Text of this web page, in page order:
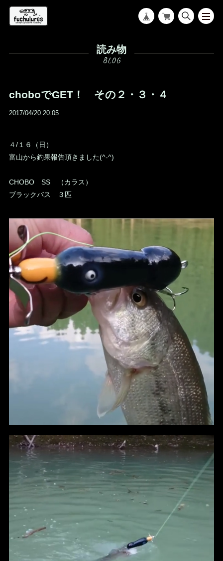
読み物
choboでGET！ その２・３・４
2017/04/20 20:05
４/１６（日）
富山から釣果報告頂きました(^-^)
CHOBO SS （カラス）
ブラックバス ３匹